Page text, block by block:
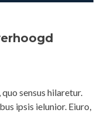
sensus hilaretur.
ipsis ielunior. Eiuro,